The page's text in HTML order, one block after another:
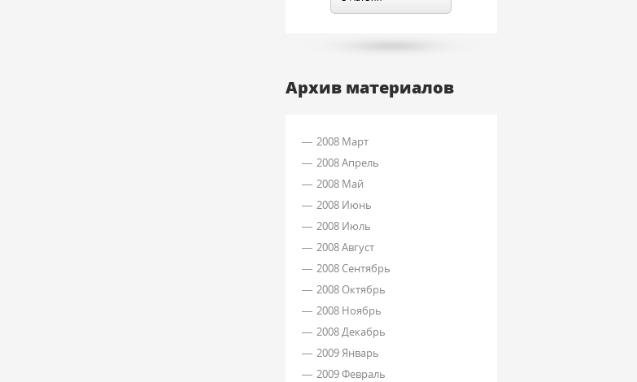
Архив материалов
2008 Март
2008 Апрель
2008 Май
2008 Июнь
2008 Июль
2008 Август
2008 Сентябрь
2008 Октябрь
2008 Ноябрь
2008 Декабрь
2009 Январь
2009 Февраль